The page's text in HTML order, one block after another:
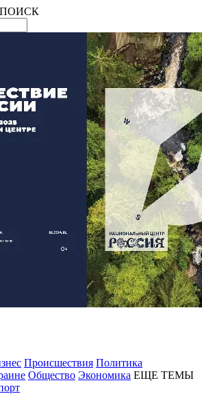
ПОИСК
Происшествия Политика
Общество Экономика ЕЩЕ ТЕМЫ